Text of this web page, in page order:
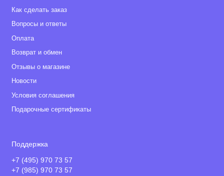
Как сделать заказ
Вопросы и ответы
Оплата
Возврат и обмен
Отзывы о магазине
Новости
Условия соглашения
Подарочные сертификаты
Поддержка
+7 (495) 970 73 57
+7 (985) 970 73 57